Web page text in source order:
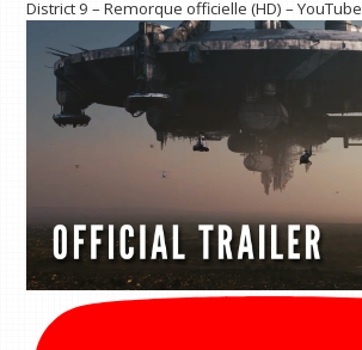
District 9 – Remorque officielle (HD) – YouTube